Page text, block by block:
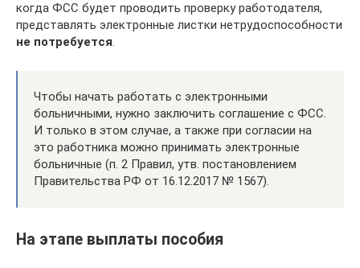
когда ФСС будет проводить проверку работодателя,
представлять электронные листки нетрудоспособности
не потребуется.
Чтобы начать работать с электронными
больничными, нужно заключить соглашение с ФСС.
И только в этом случае, а также при согласии на
это работника можно принимать электронные
больничные (п. 2 Правил, утв. постановлением
Правительства РФ от 16.12.2017 № 1567).
На этапе выплаты пособия